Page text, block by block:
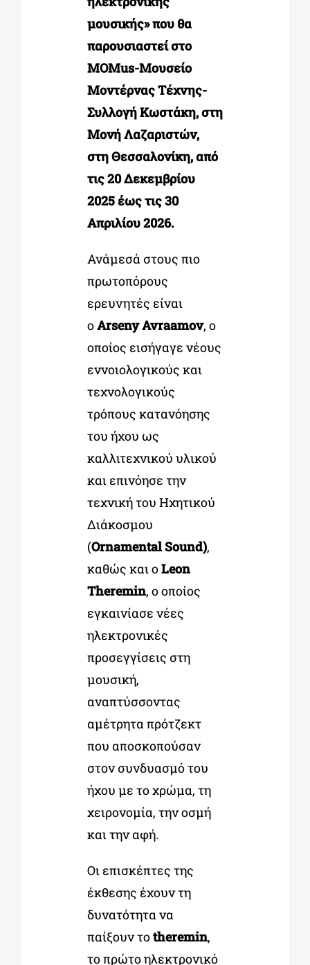
μουσικής» που θα
παρουσιαστεί στο
MOMus-Μουσείο
Μοντέρνας Τέχνης-
Συλλογή Κωστάκη, στη
Μονή Λαζαριστών,
στη Θεσσαλονίκη, από
τις 20 Δεκεμβρίου
2025 έως τις 30
Απριλίου 2026.
Ανάμεσά στους πιο
πρωτοπόρους
ερευνητές είναι
οArseny Avraamov, ο
οποίος εισήγαγε νέους
εννοιολογικούς και
τεχνολογικούς
τρόπους κατανόησης
του ήχου ως
καλλιτεχνικού υλικού
και επινόησε την
τεχνική του Ηχητικού
Διάκοσμου
(Ornamental Sound),
καθώς και οLeon
Theremin, ο οποίος
εγκαινίασε νέες
ηλεκτρονικές
προσεγγίσεις στη
μουσική,
αναπτύσσοντας
αμέτρητα πρότζεκτ
που αποσκοπούσαν
στον συνδυασμό του
ήχου με το χρώμα, τη
χειρονομία, την οσμή
και την αφή.
Οι επισκέπτες της
έκθεσης έχουν τη
δυνατότητα να
παίξουν τοtheremin,
το πρώτο ηλεκτρονικό